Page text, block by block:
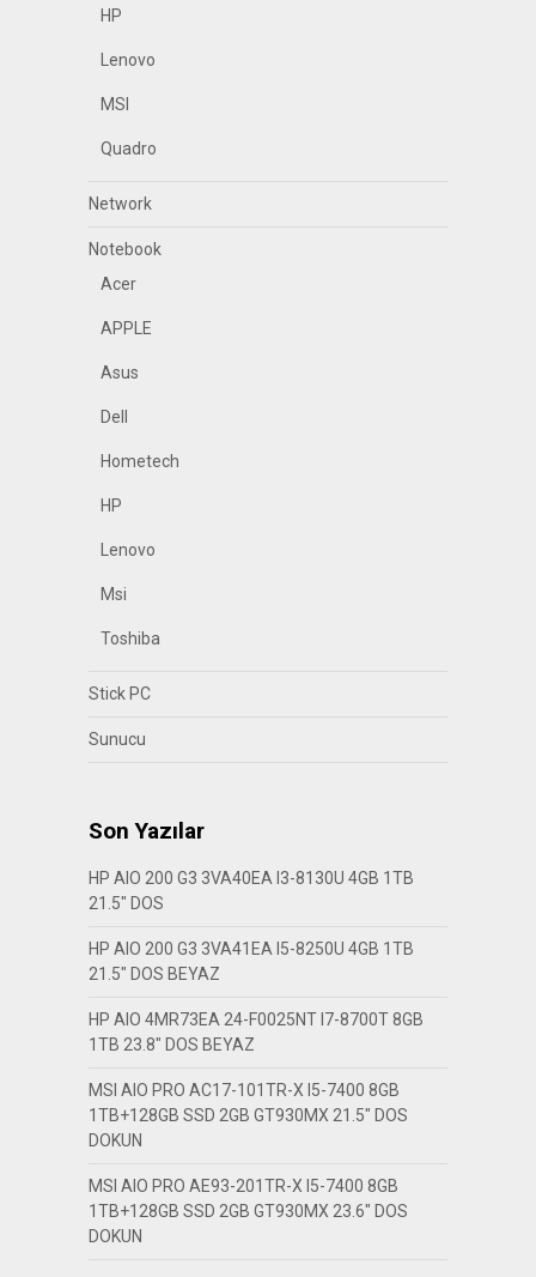
HP
Lenovo
MSI
Quadro
Network
Notebook
Acer
APPLE
Asus
Dell
Hometech
HP
Lenovo
Msi
Toshiba
Stick PC
Sunucu
Son Yazılar
HP AIO 200 G3 3VA40EA I3-8130U 4GB 1TB
21.5″ DOS
HP AIO 200 G3 3VA41EA I5-8250U 4GB 1TB
21.5″ DOS BEYAZ
HP AIO 4MR73EA 24-F0025NT I7-8700T 8GB
1TB 23.8″ DOS BEYAZ
MSI AIO PRO AC17-101TR-X I5-7400 8GB
1TB+128GB SSD 2GB GT930MX 21.5″ DOS
DOKUN
MSI AIO PRO AE93-201TR-X I5-7400 8GB
1TB+128GB SSD 2GB GT930MX 23.6″ DOS
DOKUN